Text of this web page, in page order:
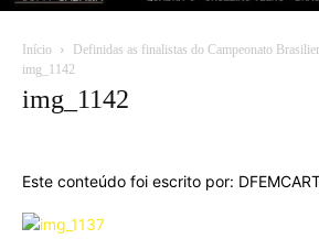
Início
Definidas as finalistas do Campeonato
img_1142
img_1142
Este conteúdo foi escrito por: